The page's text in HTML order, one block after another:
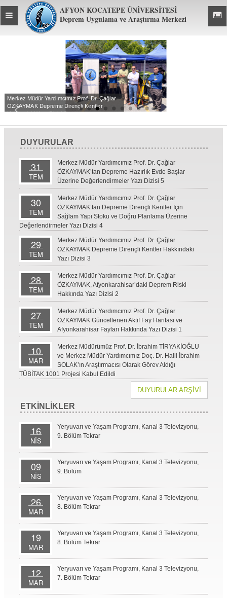
AFYON KOCATEPE ÜNİVERSİTESİ
Deprem Uygulama ve Araştırma Merkezi
Toggle
global
navigation
Merkez Müdür Yardımcımız Prof. Dr. Çağlar
ÖZKAYMAK Depreme Dirençli Kentler
Hakkındaki Yazı Dizisi 3
DUYURULAR
31
TEM
Merkez Müdür Yardımcımız Prof. Dr. Çağlar
ÖZKAYMAK’tan Depreme Hazırlık Evde Başlar
Üzerine Değerlendirmeler Yazı Dizisi 5
30
TEM
Merkez Müdür Yardımcımız Prof. Dr. Çağlar
ÖZKAYMAK’tan Depreme Dirençli Kentler İçin
Sağlam Yapı Stoku ve Doğru Planlama Üzerine
Değerlendirmeler Yazı Dizisi 4
29
TEM
Merkez Müdür Yardımcımız Prof. Dr. Çağlar
ÖZKAYMAK Depreme Dirençli Kentler Hakkındaki
Yazı Dizisi 3
28
TEM
Merkez Müdür Yardımcımız Prof. Dr. Çağlar
ÖZKAYMAK, Afyonkarahisar’daki Deprem Riski
Hakkında Yazı Dizisi 2
27
TEM
Merkez Müdür Yardımcımız Prof. Dr. Çağlar
ÖZKAYMAK Güncellenen Aktif Fay Haritası ve
Afyonkarahisar Fayları Hakkında Yazı Dizisi 1
10
MAR
Merkez Müdürümüz Prof. Dr. İbrahim TİRYAKİOĞLU
ve Merkez Müdür Yardımcımız Doç. Dr. Halil İbrahim
SOLAK’ın Araştırmacısı Olarak Görev Aldığı
TÜBİTAK 1001 Projesi Kabul Edildi
DUYURULAR ARŞİVİ
ETKİNLİKLER
16
NİS
Yeryuvarı ve Yaşam Programı, Kanal 3 Televizyonu,
9. Bölüm Tekrar
09
NİS
Yeryuvarı ve Yaşam Programı, Kanal 3 Televizyonu,
9. Bölüm
26
MAR
Yeryuvarı ve Yaşam Programı, Kanal 3 Televizyonu,
8. Bölüm Tekrar
19
MAR
Yeryuvarı ve Yaşam Programı, Kanal 3 Televizyonu,
8. Bölüm Tekrar
12
MAR
Yeryuvarı ve Yaşam Programı, Kanal 3 Televizyonu,
7. Bölüm Tekrar